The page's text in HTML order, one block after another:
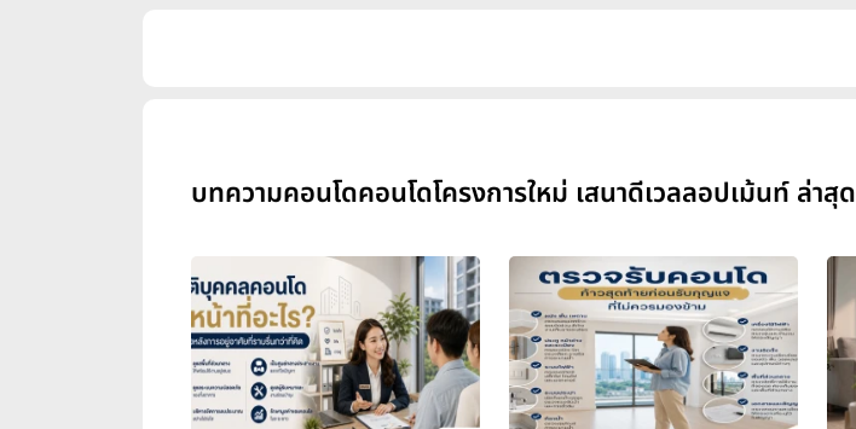
บทความคอนโดคอนโดโครงการใหม่ เสนาดีเวลลอปเม้นท์ ล่าสุด